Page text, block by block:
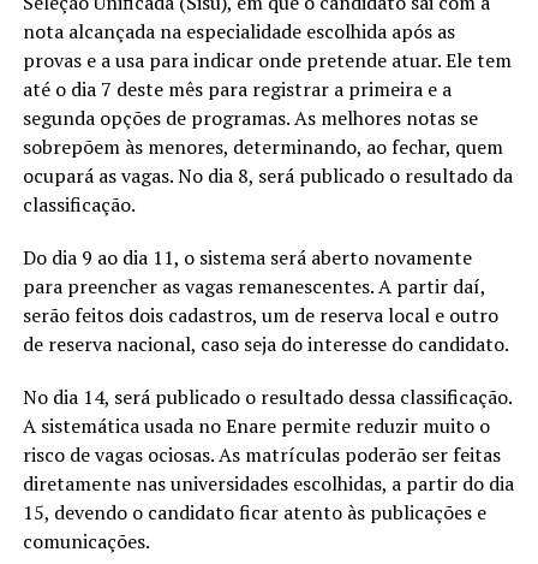
nota alcançada na especialidade escolhida após as
provas e a usa para indicar onde pretende atuar. Ele tem
até o dia 7 deste mês para registrar a primeira e a
segunda opções de programas. As melhores notas se
sobrepõem às menores, determinando, ao fechar, quem
ocupará as vagas. No dia 8, será publicado o resultado da
classificação.
Do dia 9 ao dia 11, o sistema será aberto novamente
para preencher as vagas remanescentes. A partir daí,
serão feitos dois cadastros, um de reserva local e outro
de reserva nacional, caso seja do interesse do candidato.
No dia 14, será publicado o resultado dessa classificação.
A sistemática usada no Enare permite reduzir muito o
risco de vagas ociosas. As matrículas poderão ser feitas
diretamente nas universidades escolhidas, a partir do dia
15, devendo o candidato ficar atento às publicações e
comunicações.